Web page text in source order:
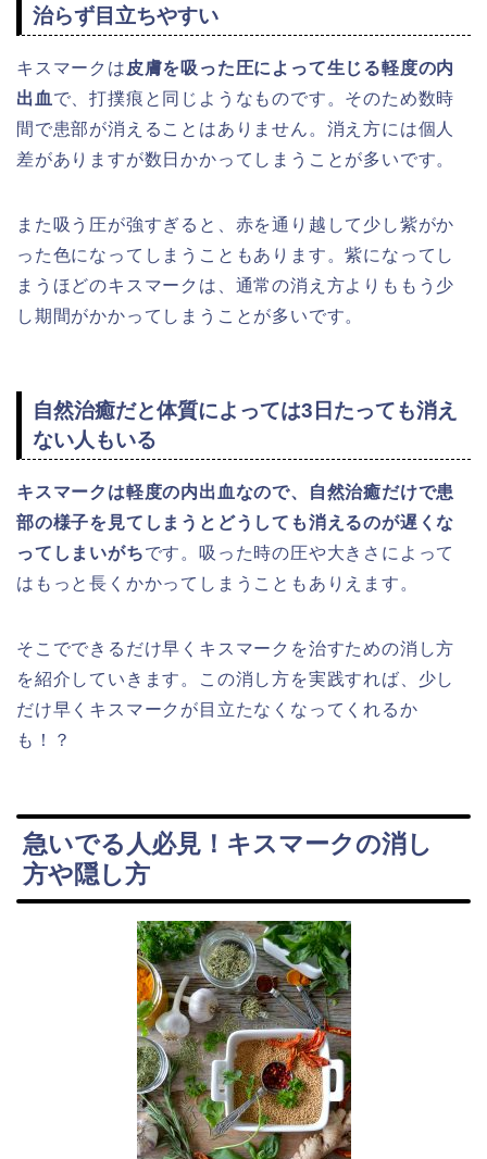
治らず目立ちやすい
キスマークは 皮膚を吸った圧によって生じる軽度の内
出血 で、打撲痕と同じようなものです。そのため数時
間で患部が消えることはありません。消え方には個人
差がありますが数日かかってしまうことが多いです。
また吸う圧が強すぎると、赤を通り越して少し紫がか
った色になってしまうこともあります。紫になってし
まうほどのキスマークは、通常の消え方よりももう少
し期間がかかってしまうことが多いです。
自然治癒だと体質によっては3日たっても消え
ない人もいる
キスマークは軽度の内出血なので、自然治癒だけで患
部の様子を見てしまうとどうしても消えるのが遅くな
ってしまいがちです。吸った時の圧や大きさによって
はもっと長くかかってしまうこともありえます。
そこでできるだけ早くキスマークを治すための消し方
を紹介していきます。この消し方を実践すれば、少し
だけ早くキスマークが目立たなくなってくれるか
も！？
急いでる人必見！キスマークの消し
方や隠し方